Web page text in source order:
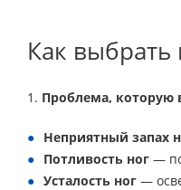
Как выбрать
1. Проблема, которую
Неприятный запах
Потливость ног —
Усталость ног —